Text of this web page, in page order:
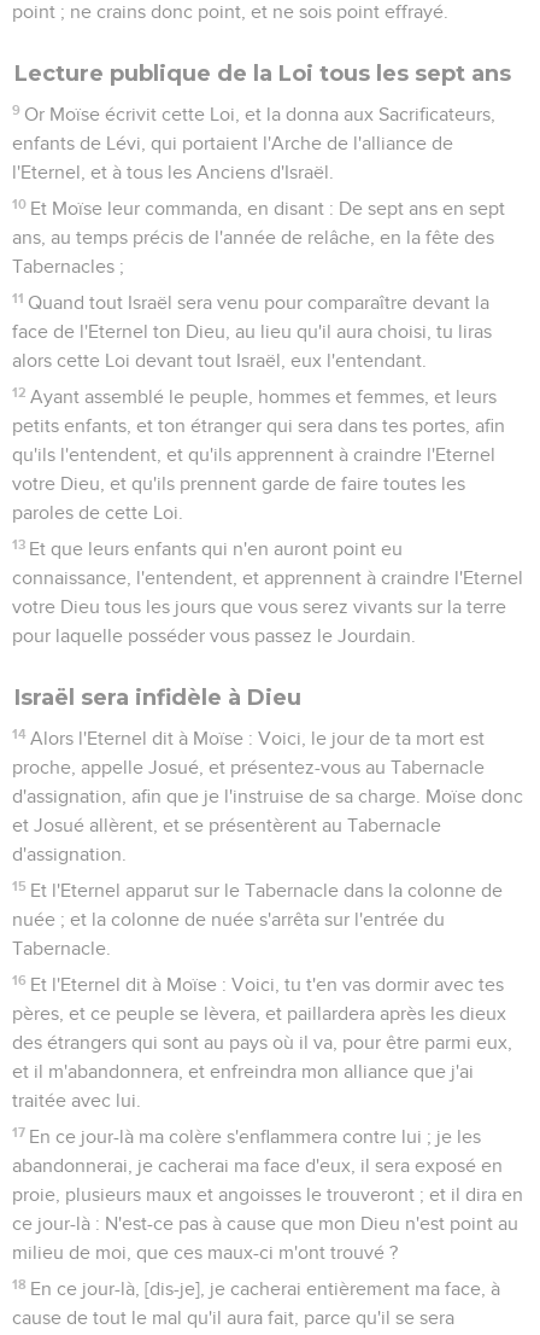
point ; ne crains donc point, et ne sois point effrayé.
Lecture publique de la Loi tous les sept ans
9 Or Moïse écrivit cette Loi, et la donna aux Sacrificateurs,
enfants de Lévi, qui portaient l'Arche de l'alliance de
l'Eternel, et à tous les Anciens d'Israël.
10 Et Moïse leur commanda, en disant : De sept ans en sept
ans, au temps précis de l'année de relâche, en la fête des
Tabernacles ;
11 Quand tout Israël sera venu pour comparaître devant la
face de l'Eternel ton Dieu, au lieu qu'il aura choisi, tu liras
alors cette Loi devant tout Israël, eux l'entendant.
12 Ayant assemblé le peuple, hommes et femmes, et leurs
petits enfants, et ton étranger qui sera dans tes portes, afin
qu'ils l'entendent, et qu'ils apprennent à craindre l'Eternel
votre Dieu, et qu'ils prennent garde de faire toutes les
paroles de cette Loi.
13 Et que leurs enfants qui n'en auront point eu
connaissance, l'entendent, et apprennent à craindre l'Eternel
votre Dieu tous les jours que vous serez vivants sur la terre
pour laquelle posséder vous passez le Jourdain.
Israël sera infidèle à Dieu
14 Alors l'Eternel dit à Moïse : Voici, le jour de ta mort est
proche, appelle Josué, et présentez-vous au Tabernacle
d'assignation, afin que je l'instruise de sa charge. Moïse donc
et Josué allèrent, et se présentèrent au Tabernacle
d'assignation.
15 Et l'Eternel apparut sur le Tabernacle dans la colonne de
nuée ; et la colonne de nuée s'arrêta sur l'entrée du
Tabernacle.
16 Et l'Eternel dit à Moïse : Voici, tu t'en vas dormir avec tes
pères, et ce peuple se lèvera, et paillardera après les dieux
des étrangers qui sont au pays où il va, pour être parmi eux,
et il m'abandonnera, et enfreindra mon alliance que j'ai
traitée avec lui.
17 En ce jour-là ma colère s'enflammera contre lui ; je les
abandonnerai, je cacherai ma face d'eux, il sera exposé en
proie, plusieurs maux et angoisses le trouveront ; et il dira en
ce jour-là : N'est-ce pas à cause que mon Dieu n'est point au
milieu de moi, que ces maux-ci m'ont trouvé ?
18 En ce jour-là, [dis-je], je cacherai entièrement ma face, à
cause de tout le mal qu'il aura fait, parce qu'il se sera